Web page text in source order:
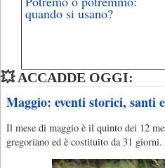
quando si usano?
💥 ACCADDE OGGI:
Maggio: eventi storici, santi
Il mese di maggio è il quinto dei 12
gregoriano ed è costituito da 31